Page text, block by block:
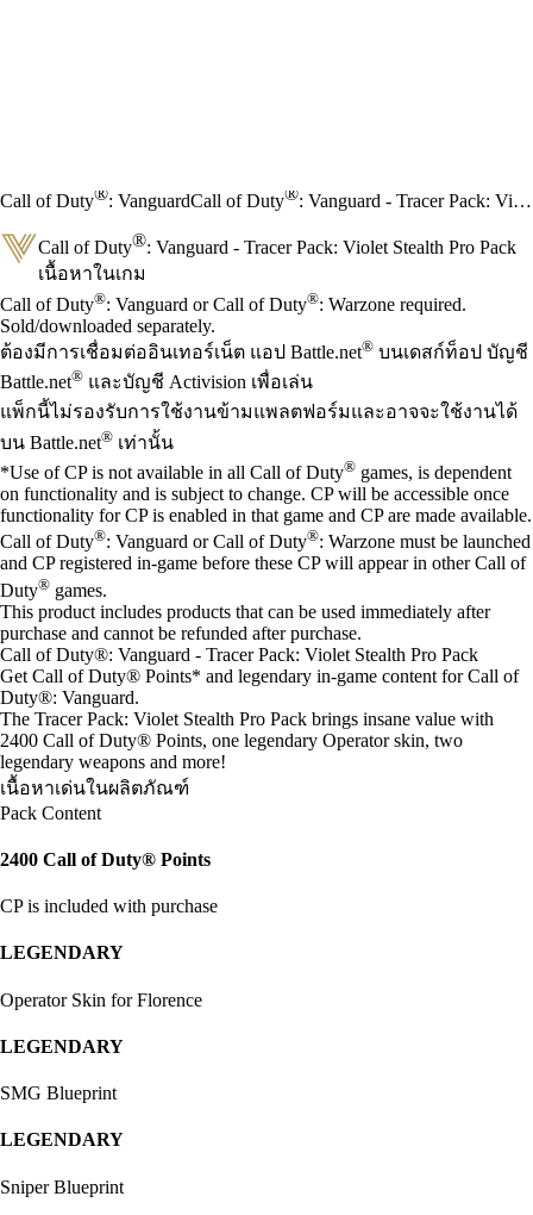
Call of Duty®: VanguardCall of Duty®: Vanguard - Tracer Pack: Violet Stealth Pro Pack
Call of Duty®: Vanguard - Tracer Pack: Violet Stealth Pro Pack
เนื้อหาในเกม
ราคา
Available actions
Call of Duty®: Vanguard or Call of Duty®: Warzone required.
Sold/downloaded separately.
ต้องมีการเชื่อมต่ออินเทอร์เน็ต แอป Battle.net® บนเดสก์ท็อป บัญชี
Battle.net® และบัญชี Activision เพื่อเล่น
แพ็กนี้ไม่รองรับการใช้งานข้ามแพลตฟอร์มและอาจจะใช้งานได้
บน Battle.net® เท่านั้น
*Use of CP is not available in all Call of Duty® games, is dependent
on functionality and is subject to change. CP will be accessible once
functionality for CP is enabled in that game and CP are made available.
Call of Duty®: Vanguard or Call of Duty®: Warzone must be launched
and CP registered in-game before these CP will appear in other Call of
Duty® games.
This product includes products that can be used immediately after
purchase and cannot be refunded after purchase.
Call of Duty®: Vanguard - Tracer Pack: Violet Stealth Pro Pack
Get Call of Duty® Points* and legendary in-game content for Call of
Duty®: Vanguard.
The Tracer Pack: Violet Stealth Pro Pack brings insane value with
2400 Call of Duty® Points, one legendary Operator skin, two
legendary weapons and more!
เนื้อหาเด่นในผลิตภัณฑ์
Pack Content
2400 Call of Duty® Points
CP is included with purchase
LEGENDARY
Operator Skin for Florence
LEGENDARY
SMG Blueprint
LEGENDARY
Sniper Blueprint